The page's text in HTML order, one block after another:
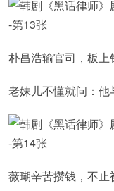
朴昌浩输官司，板上
老妹儿不懂就问：他
薇瑚辛苦攒钱，不止